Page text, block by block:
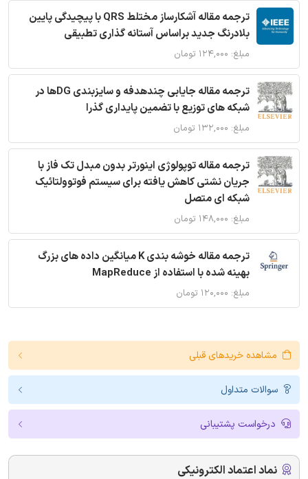
ترجمه مقاله آشکارساز مختلط QRS با پیچیدگی پایین
بلادرنگ جدید براساس آستانه گذاری تطبیقی
مبلغ: ۱۲۴,۰۰۰ تومان
ترجمه مقاله جایابی چندهدفه و سایزبندی DGها در
شبکه های توزیع با تضمین پایداری گذرا
مبلغ: ۱۳۲,۰۰۰ تومان
ترجمه مقاله توپولوژی اینورتر بدون مبدل تک فاز با
جریان نشتی کاهش یافته برای سیستم فوتوولتائیک
شبکه ای متصل
مبلغ: ۱۴۸,۰۰۰ تومان
ترجمه مقاله خوشه بندی K میانگین داده های بزرگ
بهینه شده با استفاده از MapReduce
مبلغ: ۱۲۰,۰۰۰ تومان
مشاهده خریدهای قبلی
سوالات متداول
درخواست پشتیبانی
نماد اعتماد الکترونیکی